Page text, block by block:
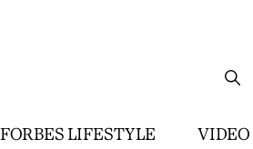
FORBES LIFESTYLE VIDEO